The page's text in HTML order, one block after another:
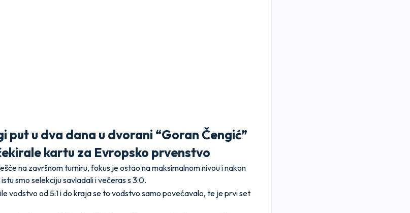
put u dva dana u dvorani “Goran Čengić”
kartu za Evropsko prvenstvo
na završnom turniru, fokus je ostao na maksimalnom nivou i nakon
smo selekciju savladali i večeras s 3:0.
vodstvo od 5:1 i do kraja se to vodstvo samo povećavalo, te je prvi set